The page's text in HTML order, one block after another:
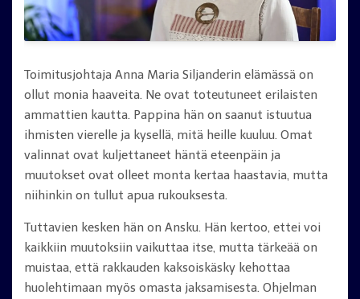
Toimitusjohtaja Anna Maria Siljanderin elämässä on
ollut monia haaveita. Ne ovat toteutuneet erilaisten
ammattien kautta. Pappina hän on saanut istuutua
ihmisten vierelle ja kysellä, mitä heille kuuluu. Omat
valinnat ovat kuljettaneet häntä eteenpäin ja
muutokset ovat olleet monta kertaa haastavia, mutta
niihinkin on tullut apua rukouksesta.
Tuttavien kesken hän on Ansku. Hän kertoo, ettei voi
kaikkiin muutoksiin vaikuttaa itse, mutta tärkeää on
muistaa, että rakkauden kaksoiskäsky kehottaa
huolehtimaan myös omasta jaksamisesta. Ohjelman